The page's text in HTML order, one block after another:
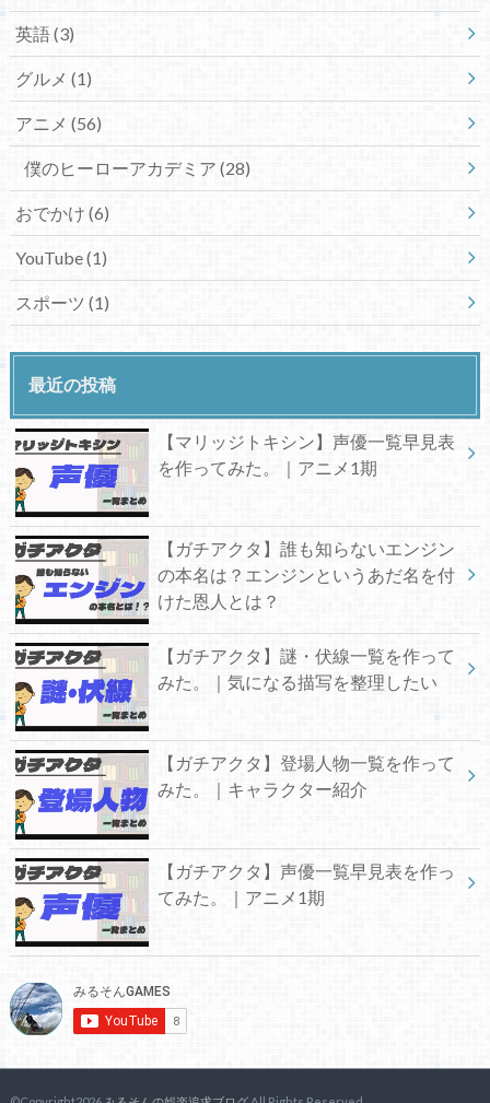
英語(3)
グルメ (1)
アニメ (56)
僕のヒーローアカデミア (28)
おでかけ (6)
YouTube(1)
スポーツ (1)
最近の投稿
【マリッジトキシン】声優一覧早見表
を作ってみた。｜アニメ1期
【ガチアクタ】誰も知らないエンジン
の本名は？エンジンというあだ名を付
けた恩人とは？
【ガチアクタ】謎・伏線一覧を作って
みた。｜気になる描写を整理したい
【ガチアクタ】登場人物一覧を作って
みた。｜キャラクター紹介
【ガチアクタ】声優一覧早見表を作っ
てみた。｜アニメ1期